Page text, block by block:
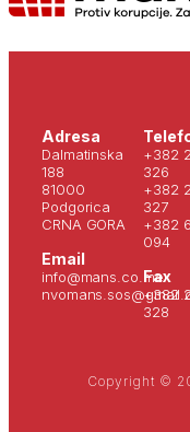
Adresa
Dalmatinska
188
81000
Podgorica
CRNA GORA
Email
info@mans.co.me
+382
326
+382
327
+382
094
Fax
+382
328
Copyright ©